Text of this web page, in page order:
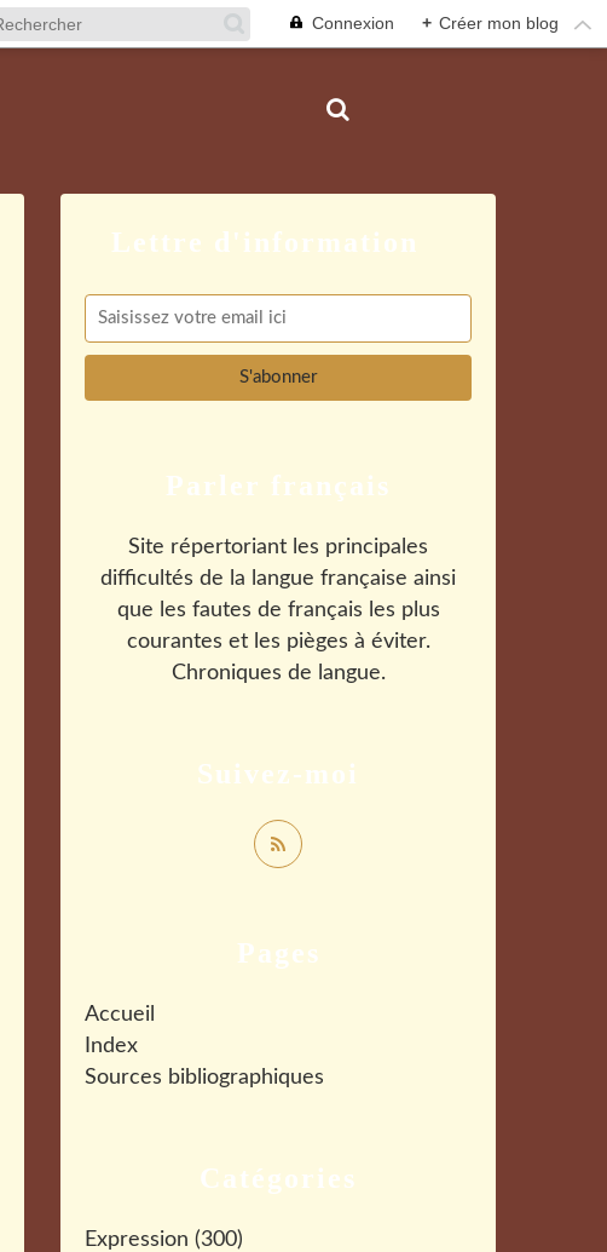
Connexion + Créer mon blog
Catégories
Expression (300)
Pages
Accueil
Index
Sources bibliographiques
Suivez-moi
Parler français
Site répertoriant les principales
difficultés de la langue française ainsi
que les fautes de français les plus
courantes et les pièges à éviter.
Chroniques de langue.